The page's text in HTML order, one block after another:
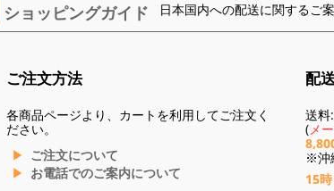
ショッピングガイド 日本国内への配送に関するご
ご注文方法
各商品ページより、カートを利用してご注文く
ださい。
ご注文について
お電話でのご案内について
配
送
(メ
※沖
15